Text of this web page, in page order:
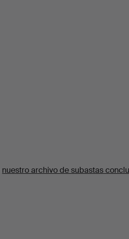
nuestro archivo de subastas